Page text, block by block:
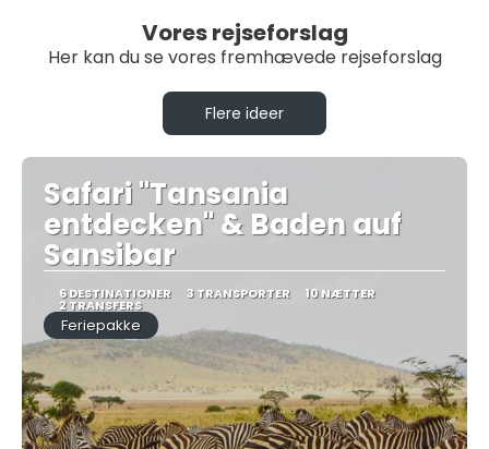
Vores rejseforslag
Her kan du se vores fremhævede rejseforslag
Flere ideer
Safari "Tansania
entdecken" & Baden auf
Sansibar
6 DESTINATIONER 3 TRANSPORTER 10 NÆTTER
2 TRANSFERS
Feriepakke